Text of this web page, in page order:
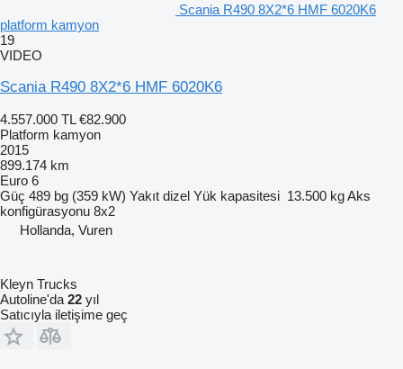
Scania R490 8X2*6 HMF 6020K6
platform kamyon
19
VIDEO
Scania R490 8X2*6 HMF 6020K6
4.557.000 TL €82.900
Platform kamyon
2015
899.174 km
Euro 6
Güç 489 bg (359 kW) Yakıt dizel Yük kapasitesi 13.500 kgAks
konfigürasyonu 8x2
Hollanda, Vuren
Kleyn Trucks
Autoline'da 22 yıl
Satıcıyla iletişime geç